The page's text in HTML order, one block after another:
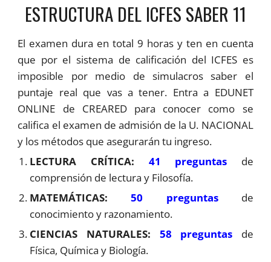
ESTRUCTURA DEL ICFES SABER 11
El examen dura en total 9 horas y ten en cuenta
que por el sistema de calificación del ICFES es
imposible por medio de simulacros saber el
puntaje real que vas a tener. Entra a EDUNET
ONLINE de CREARED para conocer como se
califica el examen de admisión de la U. NACIONAL
y los métodos que asegurarán tu ingreso.
LECTURA CRÍTICA: 41 preguntas de
comprensión de lectura y Filosofía.
MATEMÁTICAS:50 preguntasde
conocimiento y razonamiento.
CIENCIAS NATURALES: 58 preguntas de
Física, Química y Biología.